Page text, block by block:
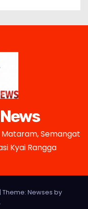
Semangat
Kyai Rangga
| Theme: Newses by